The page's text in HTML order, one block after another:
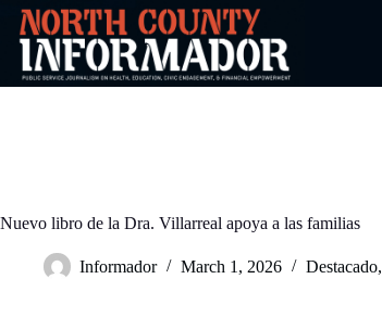
Skip
content
Nuevo libro de la Dra. Villarreal apoya a las familias
Informador March 1, 2026 Destacado,